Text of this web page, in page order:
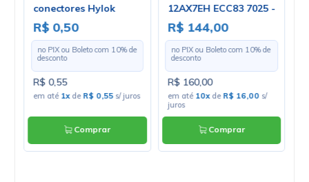
conectores Hylok
Macho LW6353TF12P -
Cód. LW6353TF12P -
Unitário
R$ 0,50
no PIX ou Boleto com 10% de
desconto
R$ 0,55
em até 1xde R$ 0,55s/ juros
Comprar
12AX7EH ECC83 7025 -
Electro-Harmonix
R$ 144,00
no PIX ou Boleto com 10% de
desconto
R$ 160,00
em até 10xde R$ 16,00 s/
juros
Comprar